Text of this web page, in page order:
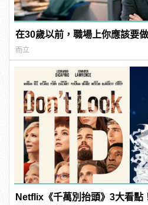
在30歲以前，職場上你應該要
而立
Netflix《千萬別抬頭》3大看點